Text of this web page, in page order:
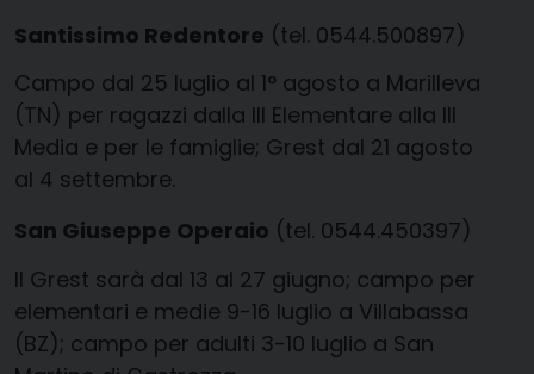
Santissimo Redentore (tel. 0544.500897)
Campo dal 25 luglio al 1° agosto a Marilleva
(TN) per ragazzi dalla III Elementare alla III
Media e per le famiglie; Grest dal 21 agosto
al 4 settembre.
San Giuseppe Operaio (tel. 0544.450397)
Il Grest sarà dal 13 al 27 giugno; campo per
elementari e medie 9-16 luglio a Villabassa
(BZ); campo per adulti 3-10 luglio a San